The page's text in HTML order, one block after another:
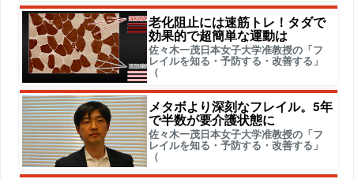
老化阻止には速筋トレ！タダで
効果的で超簡単な運動は
佐々木一茂日本女子大学准教授の「フ
レイルを知る・予防する・改善する」
（
メタボより深刻なフレイル。5年
で半数が要介護状態に
佐々木一茂日本女子大学准教授の「フ
レイルを知る・予防する・改善する」
（